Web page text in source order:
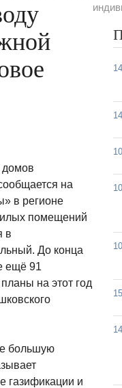
домов
на
в регионе
помещений
в
До конца
ещё 91
на этот год
большую
газификации и